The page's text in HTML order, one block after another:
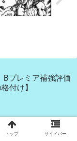
Bプレミア補強評価
付け】
島ドラゴンフライ
【ワイ氏の反応】
トップ サイドバー